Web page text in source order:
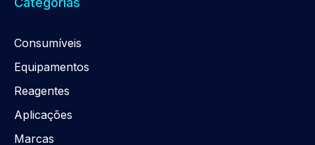
Consumíveis
Equipamentos
Reagentes
Aplicações
Marcas